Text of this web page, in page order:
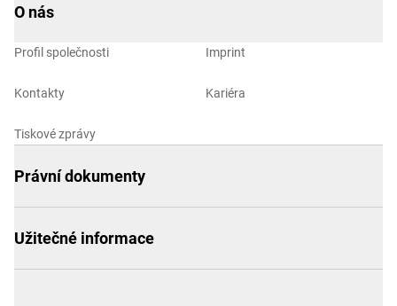
O nás
Profil společnosti
Kontakty
Tiskové zprávy
Imprint
Kariéra
Právní dokumenty
Užitečné informace